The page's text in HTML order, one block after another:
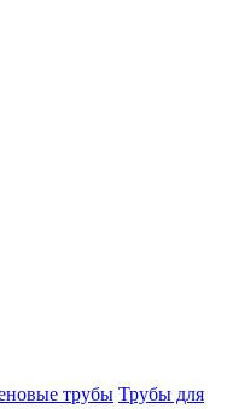
трубы Трубы для